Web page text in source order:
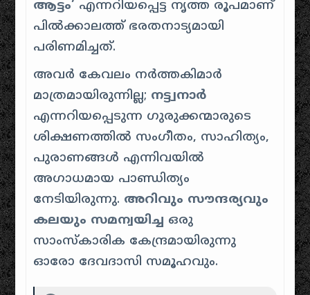
ആട്ടം’ എന്നറിയപ്പെട്ട നൃത്ത രൂപമാണ്
പിൽക്കാലത്ത് ഭരതനാട്യമായി
പരിണമിച്ചത്.
അവർ കേവലം നർത്തകിമാർ
മാത്രമായിരുന്നില്ല; നട്ട്വനാർ
എന്നറിയപ്പെടുന്ന ഗുരുക്കന്മാരുടെ
ശിക്ഷണത്തിൽ സംഗീതം, സാഹിത്യം,
പുരാണങ്ങൾ എന്നിവയിൽ
അഗാധമായ പാണ്ഡിത്യം
നേടിയിരുന്നു. അറിവും സൗന്ദര്യവും
കലയും സമന്വയിച്ച ഒരു
സാംസ്കാരിക കേന്ദ്രമായിരുന്നു
ഓരോ ദേവദാസി സമൂഹവും.